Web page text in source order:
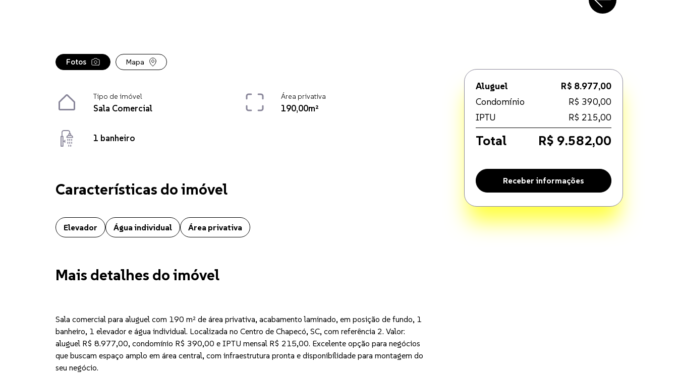
Fotos Mapa
Tipo de imóvel
Sala Comercial
Área privativa
190,00m²
1 banheiro
Sala Comercial localizado no bairro Centro em Chapecó. O imóvel conta ainda com Elevador, Água individual, Área privativa. Disponível por R$ 8.977,00.
Características do imóvel
Elevador Água individual Área privativa
Mais detalhes do imóvel
Sala comercial para aluguel com 190 m² de área privativa, acabamento laminado, em posição de fundo, 1
banheiro, 1 elevador e água individual. Localizada no Centro de Chapecó, SC, com referência 2. Valor:
aluguel R$ 8.977,00, condomínio R$ 390,00 e IPTU mensal R$ 215,00. Excelente opção para negócios
que buscam espaço amplo em área central, com infraestrutura pronta e disponibilidade para montagem do
seu negócio.
Aluguel
R$ 8.977,00
Condomínio
R$ 390,00
IPTU
R$ 215,00
Total R$ 9.582,00
Receber informações